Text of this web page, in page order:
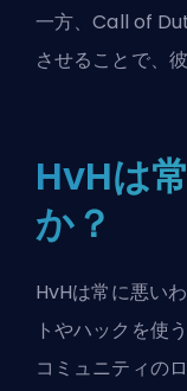
一方、Call of
させることで、
HvHは
か？
HvHは常に悪い
トやハックを使
コミュニティの